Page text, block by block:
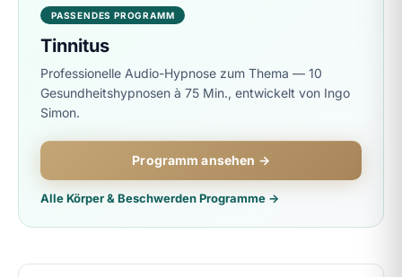
PASSENDES PROGRAMM
Tinnitus
Professionelle Audio-Hypnose zum Thema — 10
Gesundheitshypnosen à 75 Min., entwickelt von Ingo
Simon.
Programm ansehen →
Alle Körper & Beschwerden Programme →